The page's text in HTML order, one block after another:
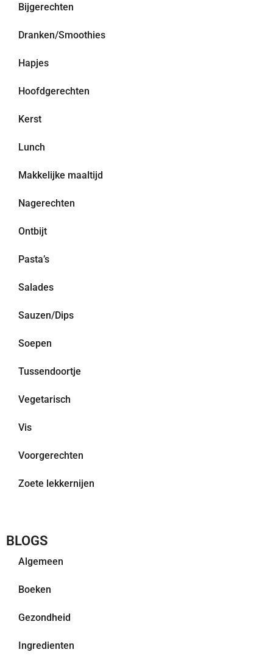
Bijgerechten
Dranken/Smoothies
Hapjes
Hoofdgerechten
Kerst
Lunch
Makkelijke maaltijd
Nagerechten
Ontbijt
Pasta’s
Salades
Sauzen/Dips
Soepen
Tussendoortje
Vegetarisch
Vis
Voorgerechten
Zoete lekkernijen
BLOGS
Algemeen
Boeken
Gezondheid
Ingredienten